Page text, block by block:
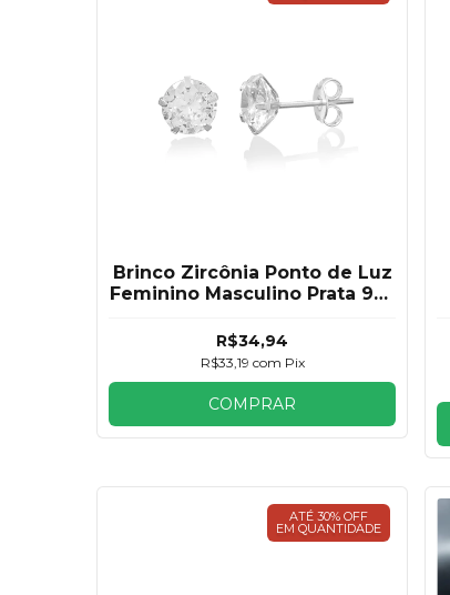
Brinco Zircônia Ponto de Luz
Feminino Masculino Prata 925
R$34,94
R$33,19 com Pix
COMPRAR
ATÉ 30% OFF
EM QUANTIDADE